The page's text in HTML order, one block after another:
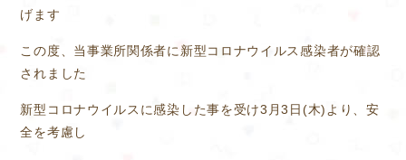
げます
この度、当事業所関係者に新型コロナウイルス感染者が確認
されました
新型コロナウイルスに感染した事を受け3月3日(木)より、安
全を考慮し